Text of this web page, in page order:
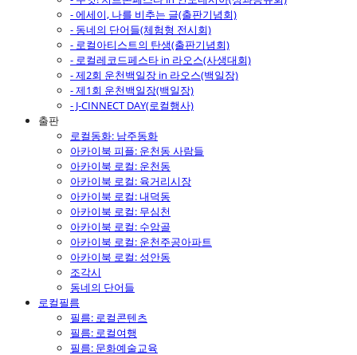
- 에세이, 나를 비추는 글(출판기념회)
- 동네의 단어들(체험형 전시회)
- 로컬아티스트의 탄생(출판기념회)
- 로컬레코드페스타 in 라오스(사생대회)
- 제2회 운천백일장 in 라오스(백일장)
- 제1회 운천백일장(백일장)
- J-CINNECT DAY(로컬행사)
출판
로컬동화: 남주동화
아카이북 피플: 운천동 사람들
아카이북 로컬: 운천동
아카이북 로컬: 육거리시장
아카이북 로컬: 내덕동
아카이북 로컬: 무심천
아카이북 로컬: 수암골
아카이북 로컬: 운천주공아파트
아카이북 로컬: 성안동
조각시
동네의 단어들
로컬필름
필름: 로컬콘텐츠
필름: 로컬여행
필름: 문화예술교육